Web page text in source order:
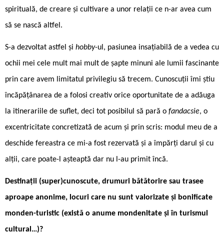
spirituală, de creare și cultivare a unor relații ce n-ar avea cum
să se nască altfel.
S-a dezvoltat astfel și hobby-ul, pasiunea insațiabilă de a vedea cu
ochii mei cele mult mai mult de șapte minuni ale lumii fascinante
prin care avem limitatul privilegiu să trecem. Cunoscuții îmi știu
încăpățânarea de a folosi creativ orice oportunitate de a adăuga
la itinerariile de suflet, deci tot posibilul să pară o fandacsie, o
excentricitate concretizată de acum și prin scris: modul meu de a
deschide fereastra ce mi-a fost rezervată și a împărți darul și cu
alții, care poate-l așteaptă dar nu l-au primit încă.
Destinații (super)cunoscute, drumuri bătătorire sau trasee
aproape anonime, locuri care nu sunt valorizate și bonificate
monden-turistic (există o anume mondenitate și în turismul
cultural…)?